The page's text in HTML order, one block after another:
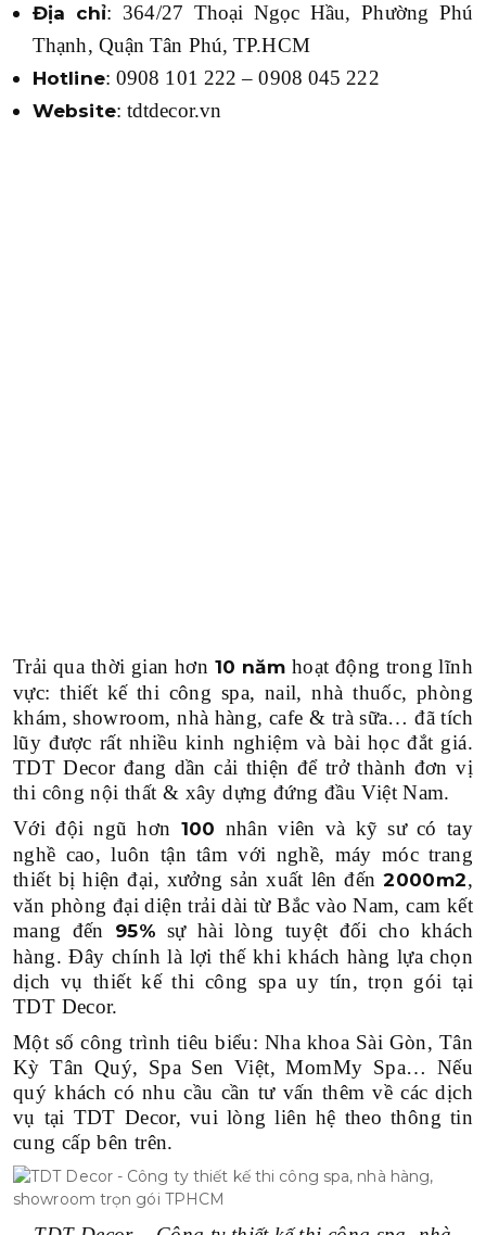
Địa chỉ: 364/27 Thoại Ngọc Hầu, Phường Phú
Thạnh, Quận Tân Phú, TP.HCM
Hotline: 0908 101 222 – 0908 045 222
Website: tdtdecor.vn
Trải qua thời gian hơn 10 năm hoạt động trong lĩnh
vực: thiết kế thi công spa, nail, nhà thuốc, phòng
khám, showroom, nhà hàng, cafe & trà sữa… đã tích
lũy được rất nhiều kinh nghiệm và bài học đắt giá.
TDT Decor đang dần cải thiện để trở thành đơn vị
thi công nội thất & xây dựng đứng đầu Việt Nam.
Với đội ngũ hơn 100 nhân viên và kỹ sư có tay
nghề cao, luôn tận tâm với nghề, máy móc trang
thiết bị hiện đại, xưởng sản xuất lên đến2000m2,
văn phòng đại diện trải dài từ Bắc vào Nam, cam kết
mang đến 95% sự hài lòng tuyệt đối cho khách
hàng. Đây chính là lợi thế khi khách hàng lựa chọn
dịch vụ thiết kế thi công spa uy tín, trọn gói tại
TDT Decor.
Một số công trình tiêu biểu: Nha khoa Sài Gòn, Tân
Kỳ Tân Quý, Spa Sen Việt, MomMy Spa… Nếu
quý khách có nhu cầu cần tư vấn thêm về các dịch
vụ tại TDT Decor, vui lòng liên hệ theo thông tin
cung cấp bên trên.